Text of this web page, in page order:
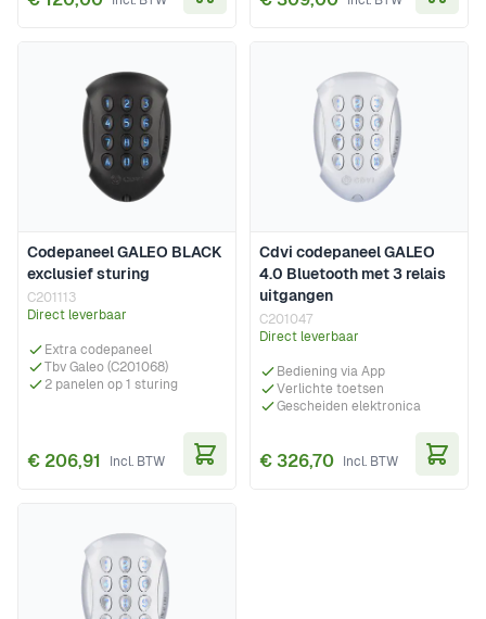
Codepaneel GALEO BLACK
exclusief sturing
C201113
Direct leverbaar
Extra codepaneel
Tbv Galeo (C201068)
2 panelen op 1 sturing
€ 206,91
Cdvi codepaneel GALEO
4.0 Bluetooth met 3 relais
uitgangen
C201047
Direct leverbaar
Bediening via App
Verlichte toetsen
Gescheiden elektronica
€ 326,70